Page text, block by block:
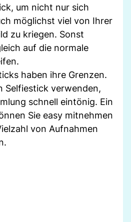
um nicht nur sich
möglichst viel von Ihrer
zu kriegen. Sonst
auf die normale
haben ihre Grenzen.
Selfiestick verwenden,
schnell eintönig. Ein
Sie easy mitnehmen
von Aufnahmen